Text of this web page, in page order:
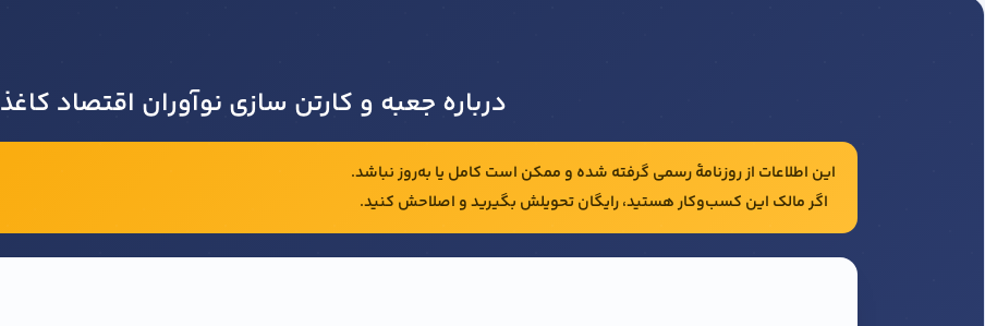
درباره جعبه و کارتن سازی نوآوران اقتصاد کاغذ
این اطلاعات از روزنامهٔ رسمی گرفته شده و ممکن است کامل یا به‌روز نباشد.
اگر مالک این کسب‌وکار هستید، رایگان تحویلش بگیرید و اصلاحش کنید.